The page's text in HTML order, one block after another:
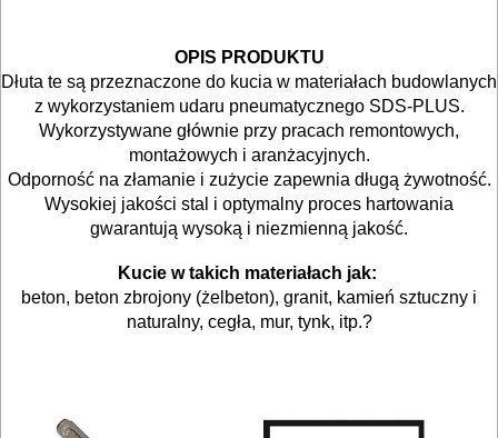
wyburzeniowe
Wiertła
walcowe
Tarcze
diamentowe
Tarcze
OPIS PRODUKTU
Dłuta te są przeznaczone do kucia w materiałach budowlanych
z wykorzystaniem udaru pneumatycznego SDS-PLUS.
Wykorzystywane głównie przy pracach remontowych,
montażowych i aranżacyjnych.
Odporność na złamanie i zużycie zapewnia długą żywotność.
Wysokiej jakości stal i optymalny proces hartowania
gwarantują wysoką i niezmienną jakość.
Kucie w takich materiałach jak:
beton, beton zbrojony (żelbeton), granit, kamień sztuczny i
naturalny, cegła, mur, tynk, itp.?